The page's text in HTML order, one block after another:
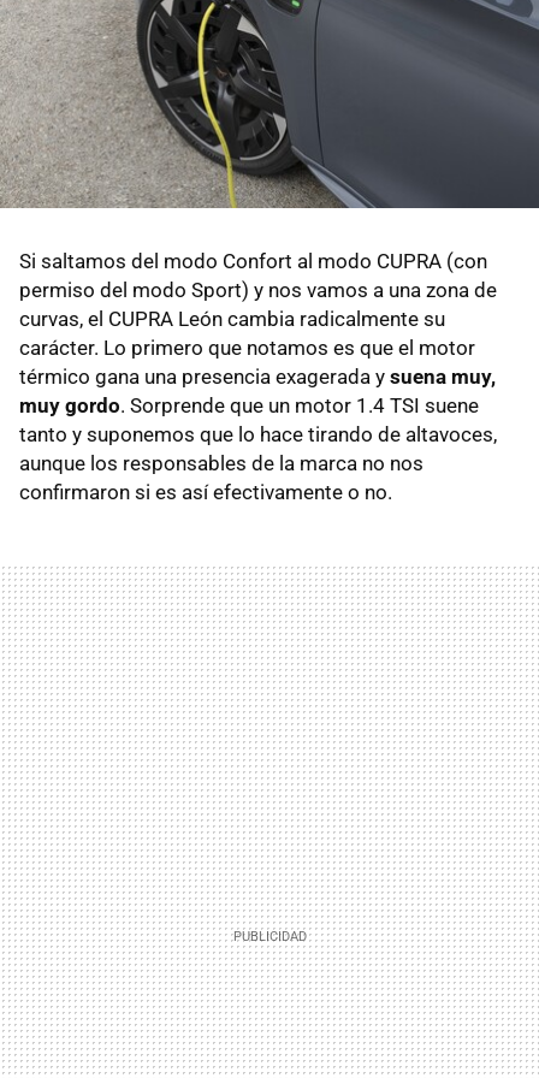
Si saltamos del modo Confort al modo CUPRA (con
permiso del modo Sport) y nos vamos a una zona de
curvas, el CUPRA León cambia radicalmente su
carácter. Lo primero que notamos es que el motor
térmico gana una presencia exagerada y suena muy,
muy gordo. Sorprende que un motor 1.4 TSI suene
tanto y suponemos que lo hace tirando de altavoces,
aunque los responsables de la marca no nos
confirmaron si es así efectivamente o no.